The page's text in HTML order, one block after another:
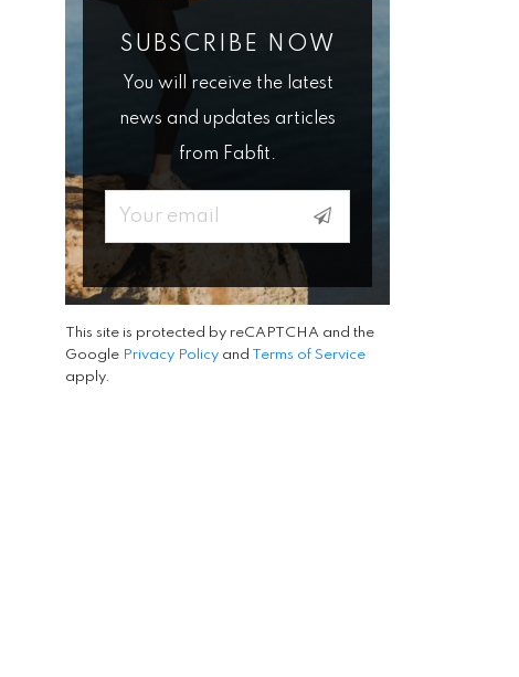
SUBSCRIBE NOW
You will receive the latest
news and updates articles
from Fabfit.
Email
This site is protected by reCAPTCHA and the
Google Privacy Policy and
Terms of Service
apply.